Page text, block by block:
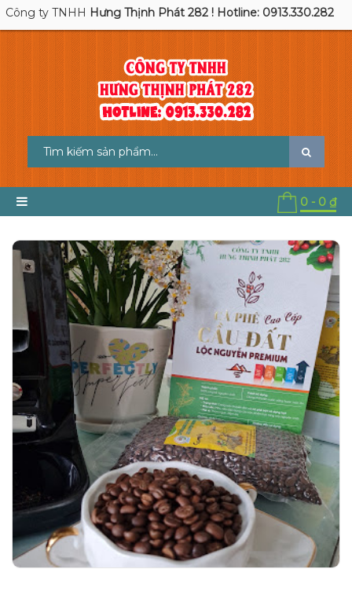
Công ty TNHHHưng Thịnh Phát 282 ! Hotline: 0913.330.282
0 - 0 ₫